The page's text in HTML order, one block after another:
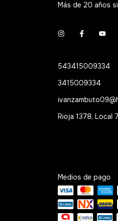
Más de 20 años
543415009334
3415009334
Rioja 1378, Local
Medios de pago